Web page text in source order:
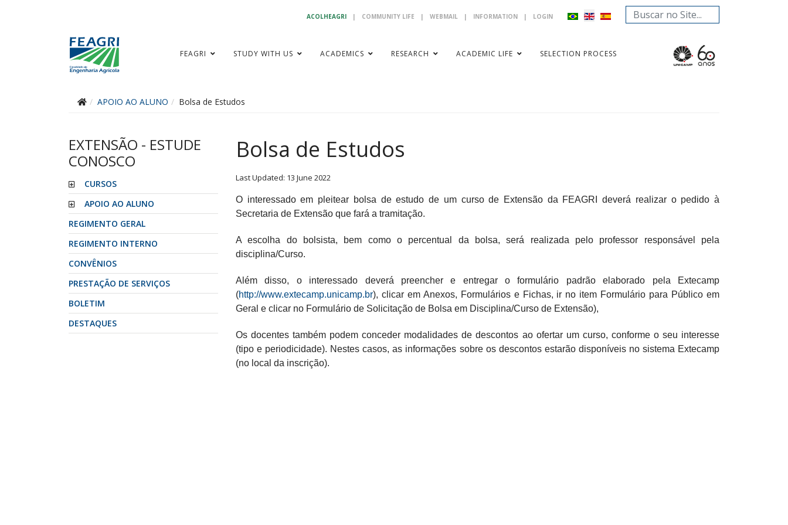
ACOLHEAGRI | COMMUNITY LIFE | WEBMAIL | INFORMATION | LOGIN
Search
...
FEAGRI STUDY WITH US ACADEMICS RESEARCH ACADEMIC LIFE SELECTION PROCESS
APOIO AO ALUNO Bolsa de Estudos
EXTENSÃO - ESTUDE
CONOSCO
CURSOS
APOIO AO ALUNO
REGIMENTO GERAL
REGIMENTO INTERNO
CONVÊNIOS
PRESTAÇÃO DE SERVIÇOS
BOLETIM
DESTAQUES
Bolsa de Estudos
Last Updated: 13 June 2022
O interessado em pleitear bolsa de estudo de um curso de Extensão da FEAGRI deverá realizar o pedido à
Secretaria de Extensão que fará a tramitação.
A escolha do bolsista, bem como o percentual da bolsa, será realizada pelo professor responsável pela
disciplina/Curso.
Além disso, o interessado deverá preencher e entregar o formulário padrão elaborado pela Extecamp
(http://www.extecamp.unicamp.br), clicar em Anexos, Formulários e Fichas, ir no item Formulário para Público em
Geral e clicar no Formulário de Solicitação de Bolsa em Disciplina/Curso de Extensão),
Os docentes também podem conceder modalidades de descontos ao ofertar um curso, conforme o seu interesse
(tipo e periodicidade). Nestes casos, as informações sobre os descontos estarão disponíveis no sistema Extecamp
(no local da inscrição).